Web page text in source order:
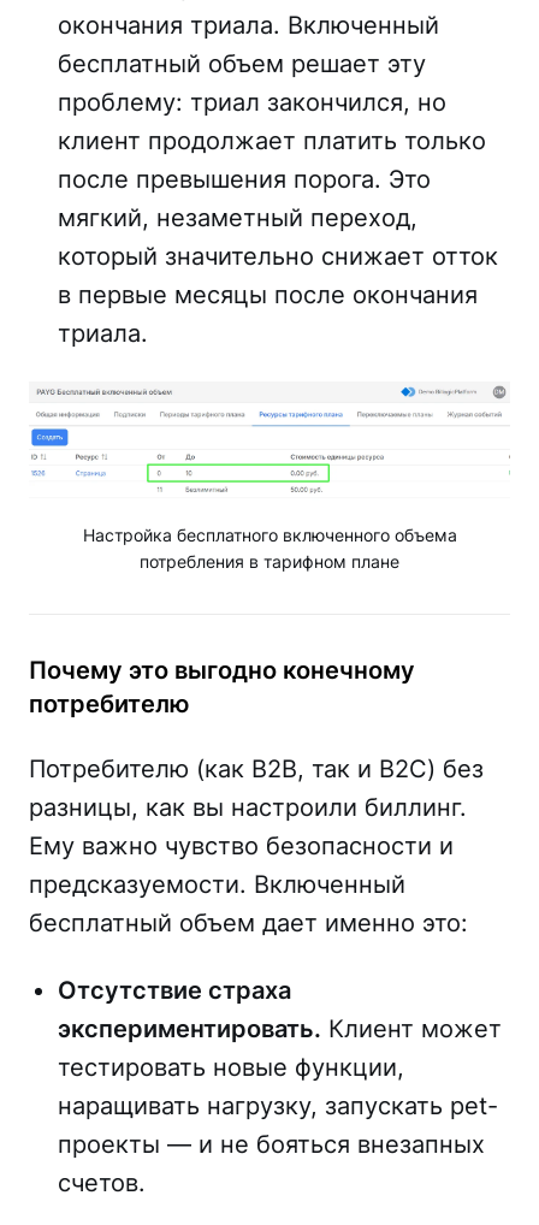
окончания триала. Включенный
бесплатный объем решает эту
проблему: триал закончился, но
клиент продолжает платить только
после превышения порога. Это
мягкий, незаметный переход,
который значительно снижает отток
в первые месяцы после окончания
триала.
Настройка бесплатного включенного объема
потребления в тарифном плане
Почему это выгодно конечному
потребителю
Потребителю (как B2B, так и B2C) без
разницы, как вы настроили биллинг.
Ему важно чувство безопасности и
предсказуемости. Включенный
бесплатный объем дает именно это:
Отсутствие страха
экспериментировать. Клиент может
тестировать новые функции,
наращивать нагрузку, запускать pet-
проекты — и не бояться внезапных
счетов.